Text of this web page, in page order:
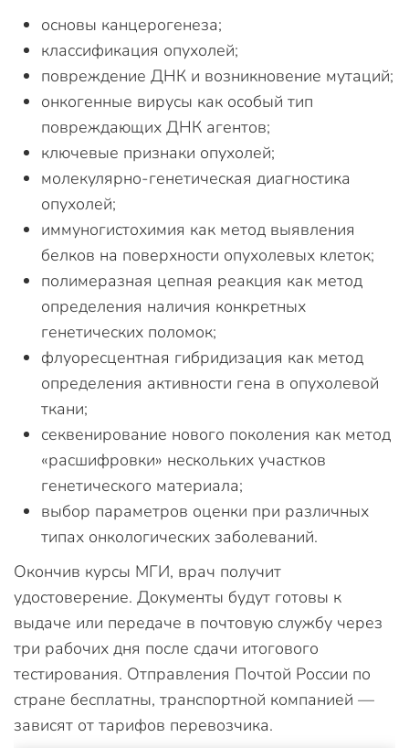
основы канцерогенеза;
классификация опухолей;
повреждение ДНК и возникновение мутаций;
онкогенные вирусы как особый тип
повреждающих ДНК агентов;
ключевые признаки опухолей;
молекулярно-генетическая диагностика
опухолей;
иммуногистохимия как метод выявления
белков на поверхности опухолевых клеток;
полимеразная цепная реакция как метод
определения наличия конкретных
генетических поломок;
флуоресцентная гибридизация как метод
определения активности гена в опухолевой
ткани;
секвенирование нового поколения как метод
«расшифровки» нескольких участков
генетического материала;
выбор параметров оценки при различных
типах онкологических заболеваний.
Окончив курсы МГИ, врач получит
удостоверение. Документы будут готовы к
выдаче или передаче в почтовую службу через
три рабочих дня после сдачи итогового
тестирования. Отправления Почтой России по
стране бесплатны, транспортной компанией —
зависят от тарифов перевозчика.